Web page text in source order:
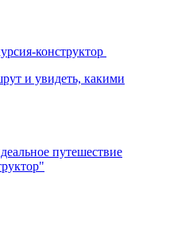
конструктор
и увидеть, какими